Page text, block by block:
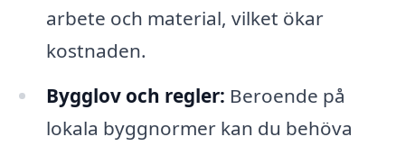
arbete och material, vilket ökar
kostnaden.
Bygglov och regler: Beroende på
lokala byggnormer kan du behöva